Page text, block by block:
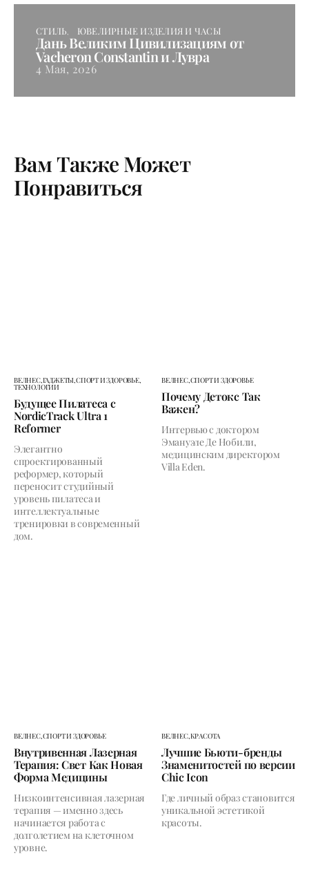
СТИЛЬ ЮВЕЛИРНЫЕ ИЗДЕЛИЯ И ЧАСЫ
Дань Великим Цивилизациям от
Vacheron Constantin и Лувра
4 Мая, 2026
Вам Также Может
Понравиться
ВЕЛНЕС,ГАДЖЕТЫ,СПОРТ И ЗДОРОВЬЕ,
ТЕХНОЛОГИИ
Будущее Пилатеса с
NordicTrack Ultra 1
Reformer
Элегантно
спроектированный
реформер, который
переносит студийный
уровень пилатеса и
интеллектуальные
тренировки в современный
дом.
ВЕЛНЕС,СПОРТ И ЗДОРОВЬЕ
Почему Детокс Так
Важен?
Интервью с доктором
Эмануэле Де Нобили,
медицинским директором
Villa Eden.
ВЕЛНЕС,СПОРТ И ЗДОРОВЬЕ
Внутривенная Лазерная
Терапия: Свет Как Новая
Форма Медицины
Низкоинтенсивная лазерная
терапия — именно здесь
начинается работа с
долголетием на клеточном
уровне.
ВЕЛНЕС,КРАСОТА
Лучшие Бьюти-бренды
Знаменитостей по версии
Chic Icon
Где личный образ становится
уникальной эстетикой
красоты.